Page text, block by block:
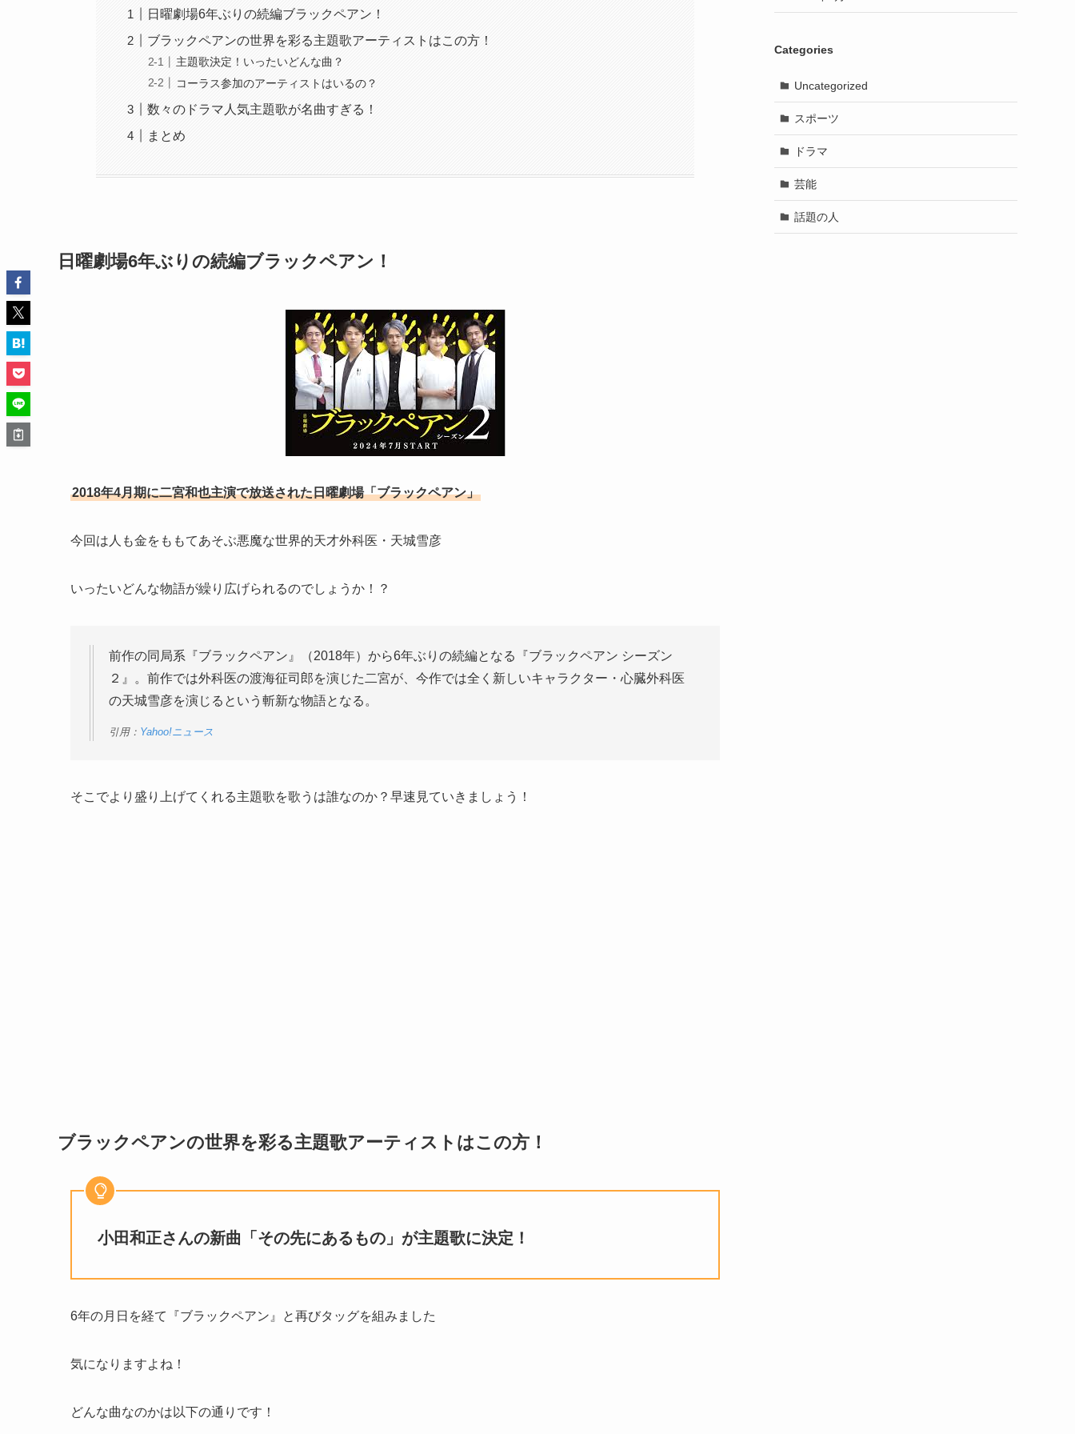
日曜劇場6年ぶりの続編ブラックペアン！
ブラックペアンの世界を彩る主題歌アーティストはこの方！
主題歌決定！いったいどんな曲？
コーラス参加のアーティストはいるの？
数々のドラマ人気主題歌が名曲すぎる！
まとめ
日曜劇場6年ぶりの続編ブラックペアン！
2018年4月期に二宮和也主演で放送された日曜劇場「ブラックペアン」
今回は人も金をももてあそぶ悪魔な世界的天才外科医・天城雪彦
いったいどんな物語が繰り広げられるのでしょうか！？
前作の同局系『ブラックペアン』（2018年）から6年ぶりの続編となる『ブラックペアン シーズン
２』。前作では外科医の渡海征司郎を演じた二宮が、今作では全く新しいキャラクター・心臓外科医
の天城雪彦を演じるという斬新な物語となる。
引用： Yahoo!ニュース
そこでより盛り上げてくれる主題歌を歌うは誰なのか？早速見ていきましょう！
ブラックペアンの世界を彩る主題歌アーティストはこの方！
小田和正さんの新曲「その先にあるもの」が主題歌に決定！
6年の月日を経て『ブラックペアン』と再びタッグを組みました
気になりますよね！
どんな曲なのかは以下の通りです！
Categories
Uncategorized
スポーツ
ドラマ
芸能
話題の人